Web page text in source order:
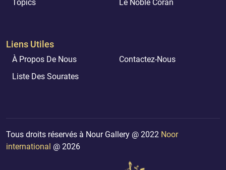
Topics
Le Noble Coran
Liens Utiles
À Propos De Nous
Contactez-Nous
Liste Des Sourates
Tous droits réservés à Nour Gallery @ 2022 Noor
international @ 2026